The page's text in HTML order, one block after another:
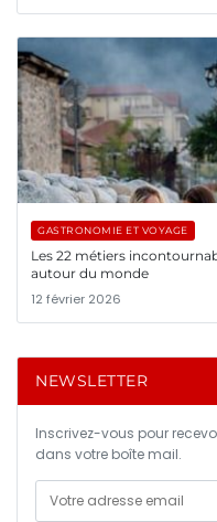
GASTRONOMIE ET VOYAGE
Les 22 métiers
autour du monde
12 février 2026
NEWSLETTER
Inscrivez-vous pour
dans votre boîte mail.